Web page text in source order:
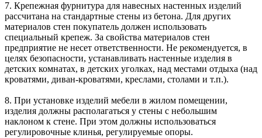
7. Крепежная фурнитура для навесных настенных изделий
рассчитана на стандартные стены из бетона. Для других
материалов стен покупатель должен использовать
специальный крепеж. За свойства материалов стен
предприятие не несет ответственности. Не рекомендуется, в
целях безопасности, устанавливать настенные изделия в
детских комнатах, в детских уголках, над местами отдыха (над
кроватями, диван-кроватями, креслами, столами и т.п.).
8. При установке изделий мебели в жилом помещении,
изделия должны располагаться у стены с небольшим
наклоном к стене. При этом должны использоваться
регулировочные клинья, регулируемые опоры.